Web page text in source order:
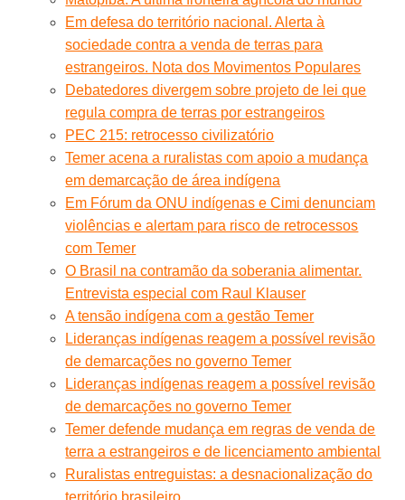
Em defesa do território nacional. Alerta à
sociedade contra a venda de terras para
estrangeiros. Nota dos Movimentos Populares
Debatedores divergem sobre projeto de lei que
regula compra de terras por estrangeiros
PEC 215: retrocesso civilizatório
Temer acena a ruralistas com apoio a mudança
em demarcação de área indígena
Em Fórum da ONU indígenas e Cimi denunciam
violências e alertam para risco de retrocessos
com Temer
O Brasil na contramão da soberania alimentar.
Entrevista especial com Raul Klauser
A tensão indígena com a gestão Temer
Lideranças indígenas reagem a possível revisão
de demarcações no governo Temer
Lideranças indígenas reagem a possível revisão
de demarcações no governo Temer
Temer defende mudança em regras de venda de
terra a estrangeiros e de licenciamento ambiental
Ruralistas entreguistas: a desnacionalização do
território brasileiro